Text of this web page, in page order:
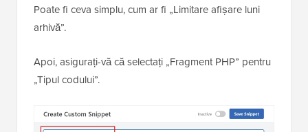
Poate fi ceva simplu, cum ar fi „Limitare afișare luni
arhivă”.
Apoi, asigurați-vă că selectați „Fragment PHP” pentru
„Tipul codului”.